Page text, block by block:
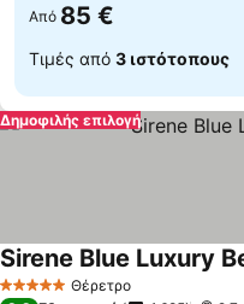
Από 85 €
Τιμές από 3 ιστότοπους
Δημοφιλής επιλογή
5 Αστέρια Θέρετρο
Sirene Blue Luxury